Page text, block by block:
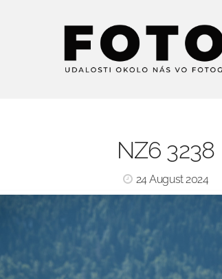
NZ6 3238
24 August 2024